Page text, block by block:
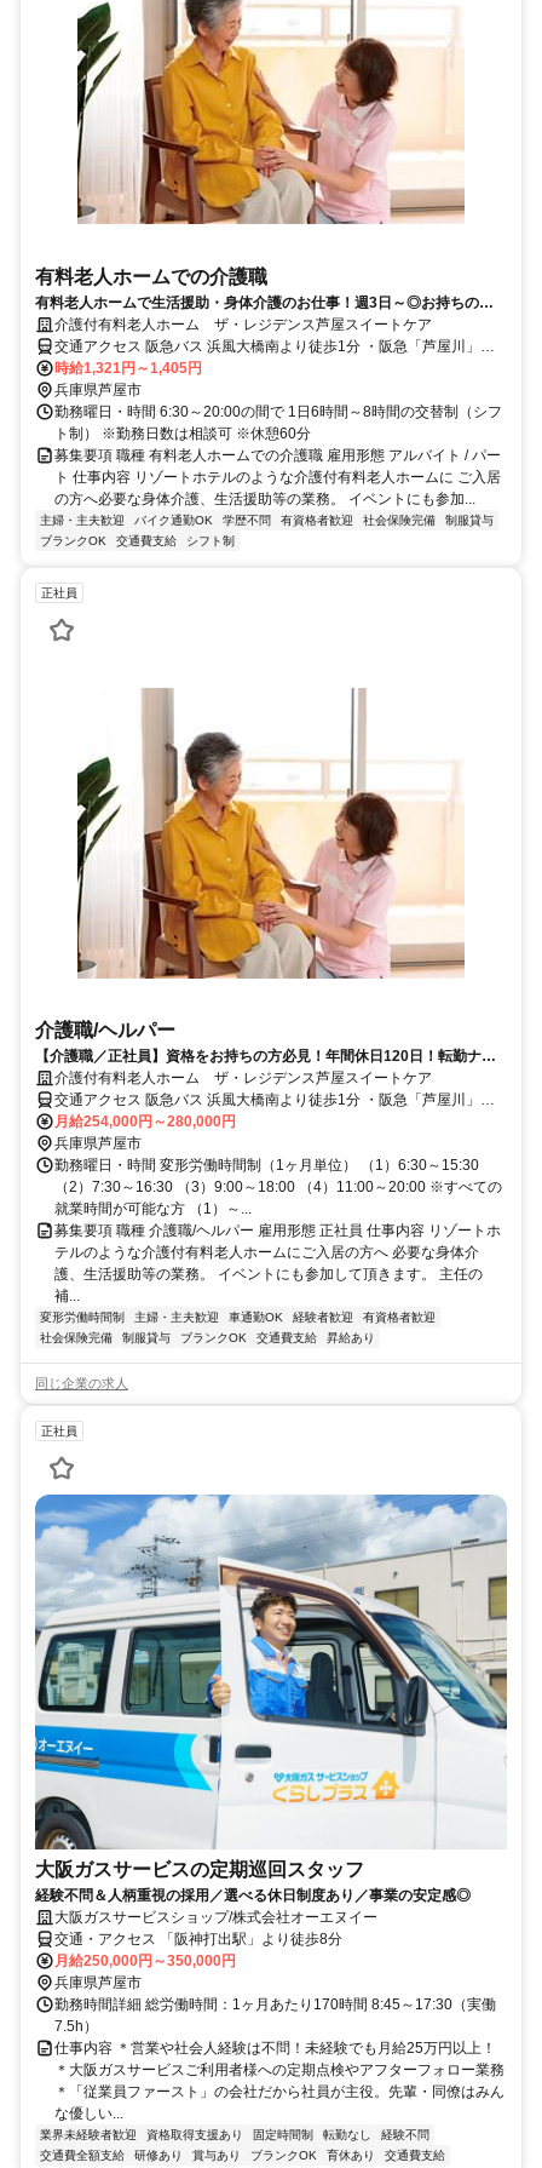
有料老人ホームでの介護職
有料老人ホームで生活援助・身体介護のお仕事！週3日～◎お持ちの資
格や経験を活かしませんか！
介護付有料老人ホーム ザ・レジデンス芦屋スイートケア
交通アクセス 阪急バス 浜風大橋南より徒歩1分 ・阪急「芦屋川」駅
→浜風大橋南（21分） ・JR「芦屋」駅→浜風大橋南（18分） ・阪神
「芦屋」駅→浜風大橋南（8分）
時給1,321円～1,405円
兵庫県芦屋市
勤務曜日・時間 6:30～20:00の間で 1日6時間～8時間の交替制（シフ
ト制） ※勤務日数は相談可 ※休憩60分
募集要項 職種 有料老人ホームでの介護職 雇用形態 アルバイト / パー
ト 仕事内容 リゾートホテルのような介護付有料老人ホームに ご入居
の方へ必要な身体介護、生活援助等の業務。 イベントにも参加...
主婦・主夫歓迎 バイク通勤OK 学歴不問 有資格者歓迎 社会保険完備
制服貸与
ブランクOK
交通費支給 シフト制
正社員
介護職/ヘルパー
【介護職／正社員】資格をお持ちの方必見！年間休日120日！転勤ナ
シ！研修制度充実◎
介護付有料老人ホーム ザ・レジデンス芦屋スイートケア
交通アクセス 阪急バス 浜風大橋南より徒歩1分 ・阪急「芦屋川」駅
→浜風大橋南（21分） ・JR「芦屋」駅→浜風大橋南（18分） ・阪神
「芦屋」駅→浜風大橋南（8分）
月給254,000円～280,000円
兵庫県芦屋市
勤務曜日・時間 変形労働時間制（1ヶ月単位） （1）6:30～15:30
（2）7:30～16:30 （3）9:00～18:00 （4）11:00～20:00 ※すべての
就業時間が可能な方 （1）～...
募集要項 職種 介護職/ヘルパー 雇用形態 正社員 仕事内容 リゾートホ
テルのような介護付有料老人ホームにご入居の方へ 必要な身体介
護、生活援助等の業務。 イベントにも参加して頂きます。 主任の
補...
変形労働時間制 主婦・主夫歓迎 車通勤OK 経験者歓迎
有資格者歓迎
社会保険完備
制服貸与 ブランクOK 交通費支給 昇給あり
同じ企業の求人
正社員
大阪ガスサービスの定期巡回スタッフ
経験不問＆人柄重視の採用／選べる休日制度あり／事業の安定感◎
大阪ガスサービスショップ/株式会社オーエヌイー
交通・アクセス 「阪神打出駅」より徒歩8分
月給250,000円～350,000円
兵庫県芦屋市
勤務時間詳細 総労働時間：1ヶ月あたり170時間 8:45～17:30（実働
7.5h）
仕事内容 ＊営業や社会人経験は不問！未経験でも月給25万円以上！
＊大阪ガスサービスご利用者様への定期点検やアフターフォロー業務
＊「従業員ファースト」の会社だから社員が主役。先輩・同僚はみん
な優しい...
業界未経験者歓迎 資格取得支援あり 固定時間制 転勤なし
経験不問
交通費全額支給
研修あり 賞与あり ブランクOK 育休あり 交通費支給